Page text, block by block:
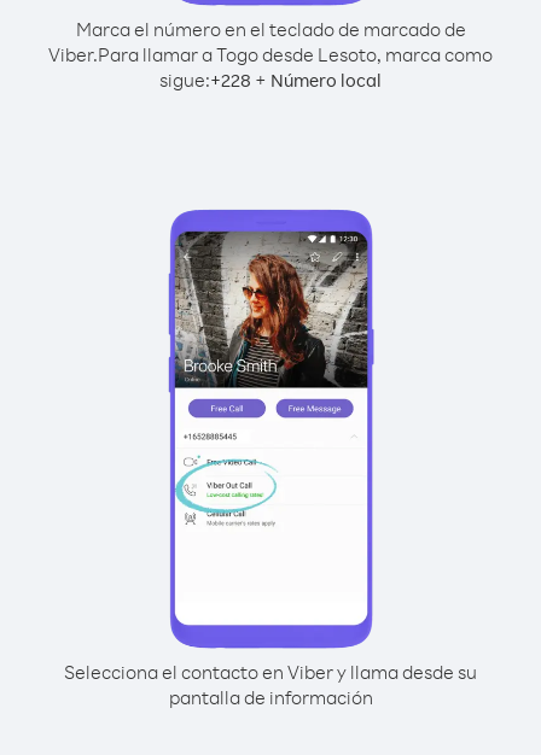
Marca el número en el teclado de marcado de
Viber.Para llamar a Togo desde Lesoto, marca como
sigue:+228 + Número local
Selecciona el contacto en Viber y llama desde su
pantalla de información